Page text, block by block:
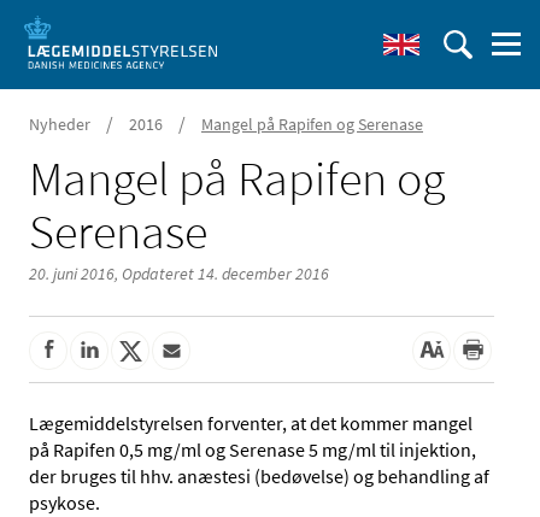
Nyheder / 2016 / Mangel på Rapifen og Serenase
Mangel på Rapifen og
Serenase
20. juni 2016, Opdateret 14. december 2016
Lægemiddelstyrelsen forventer, at det kommer mangel
på Rapifen 0,5 mg/ml og Serenase 5 mg/ml til injektion,
der bruges til hhv. anæstesi (bedøvelse) og behandling af
psykose.